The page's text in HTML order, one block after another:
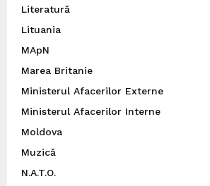
Literatură
Lituania
MApN
Marea Britanie
Ministerul Afacerilor Externe
Ministerul Afacerilor Interne
Moldova
Muzică
N.A.T.O.